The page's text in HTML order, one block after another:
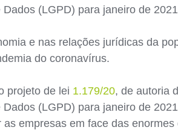
(LGPD) para janeiro de
e nas relações jurídicas da
do coronavírus.
projeto de lei 1.179/20, de autoria
(LGPD) para janeiro de
empresas em face das enormes